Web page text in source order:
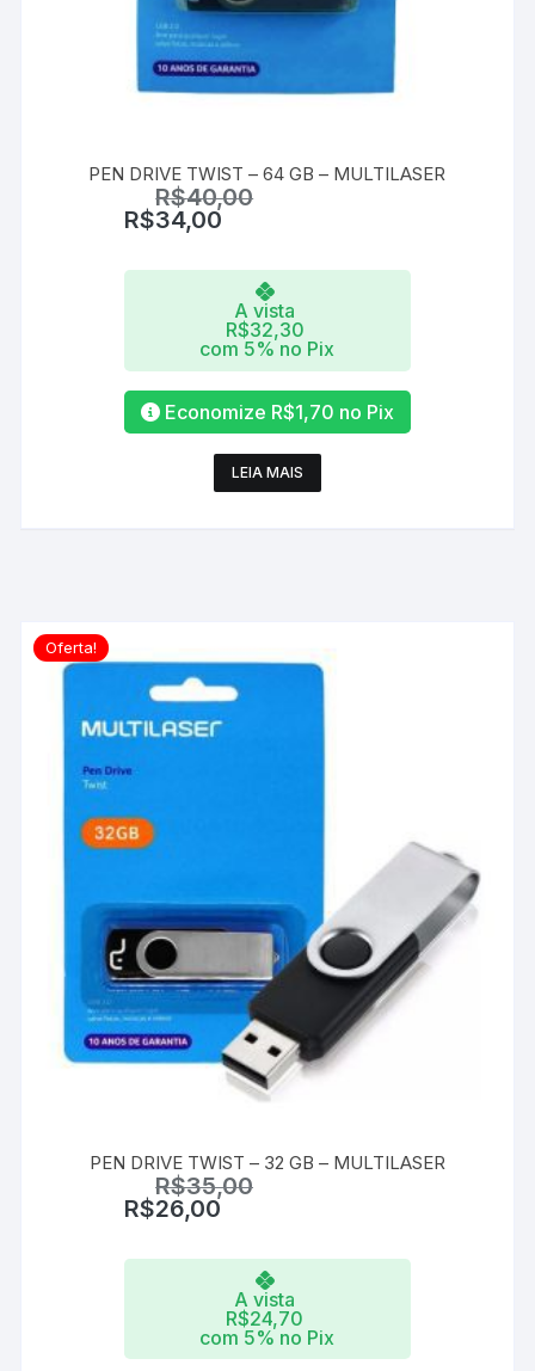
PEN DRIVE TWIST – 64 GB – MULTILASER
R$40,00
R$34,00
A vista
R$32,30
com 5% no Pix
Economize R$1,70 no Pix
LEIA MAIS
Oferta!
PEN DRIVE TWIST – 32 GB – MULTILASER
R$35,00
R$26,00
A vista
R$24,70
com 5% no Pix